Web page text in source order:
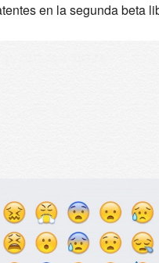
en la segunda beta